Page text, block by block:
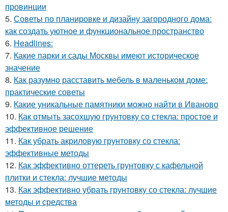
провинции
5. Советы по планировке и дизайну загородного дома:
как создать уютное и функциональное пространство
6. Headlines:
7. Какие парки и сады Москвы имеют историческое
значение
8. Как разумно расставить мебель в маленьком доме:
практические советы
9. Какие уникальные памятники можно найти в Иваново
10. Как отмыть засохшую грунтовку со стекла: простое и
эффективное решение
11. Как убрать акриловую грунтовку со стекла:
эффективные методы
12. Как эффективно оттереть грунтовку с кафельной
плитки и стекла: лучшие методы
13. Как эффективно убрать грунтовку со стекла: лучшие
методы и средства